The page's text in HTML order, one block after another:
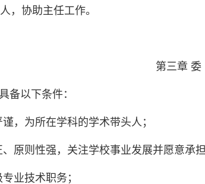
人，协助主任工作。
第三章 委
备以下条件：
，为所在学科的学术带头人；
、原则性强，关注学校事业发展并愿意承
业技术职务；